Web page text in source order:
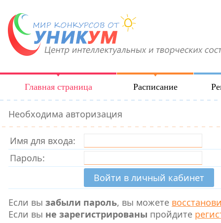
Главная страница Расписание
Необходима авторизация
Имя для входа:
Пароль:
Если вы забыли пароль, вы можете
Если вы не зарегистрированы пройдите